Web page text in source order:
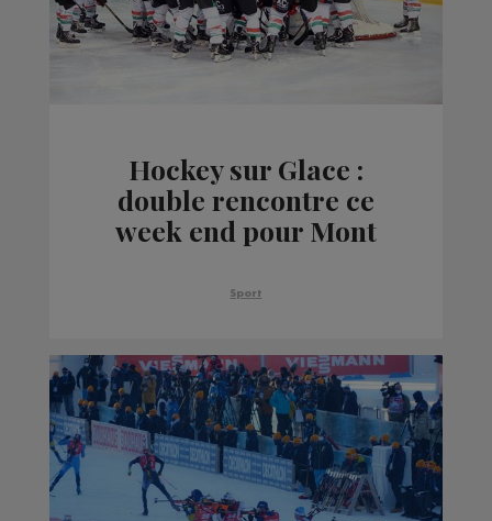
Hockey sur Glace :
double rencontre ce
week end pour Mont
Sport